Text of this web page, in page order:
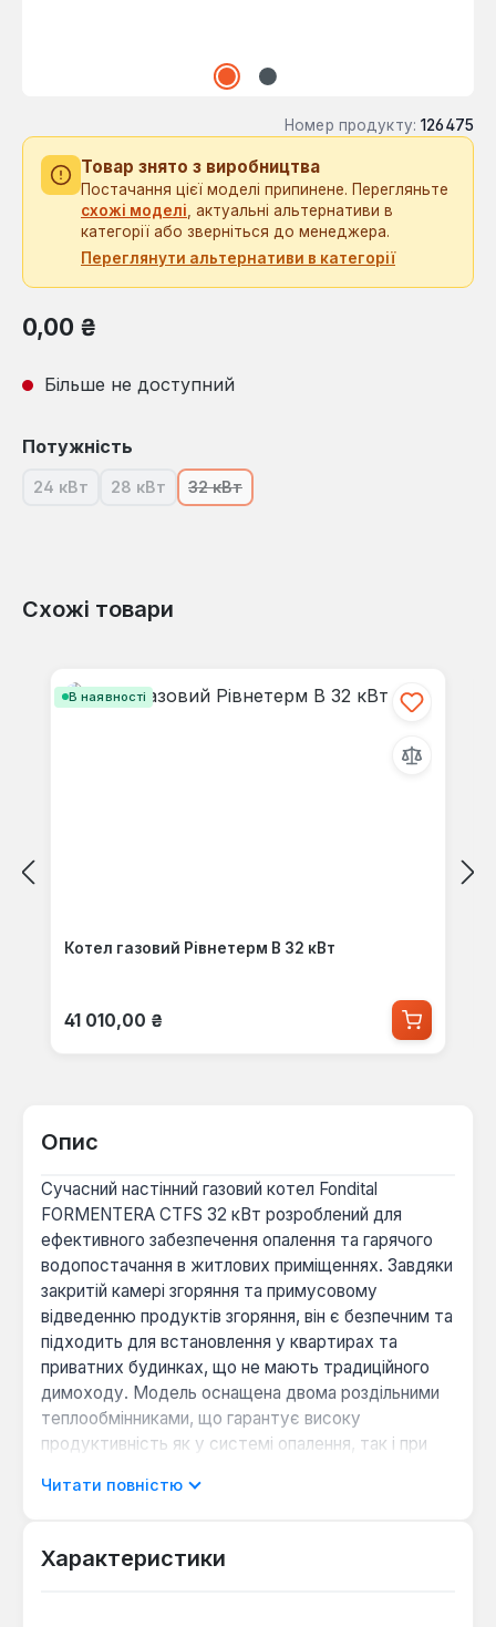
Номер продукту: 126475
Товар знято з виробництва
Постачання цієї моделі припинене. Перегляньте
схожі моделі , актуальні альтернативи в
категорії або зверніться до менеджера.
Переглянути альтернативи в категорії
Звичайна ціна:
0,00 ₴
Більше не доступний
Виберіть
Потужність
24 кВт(Ця опція наразі недоступна.)
28 кВт(Ця опція наразі недоступна.)
32 кВт(Ця опція наразі недоступна.)
Схожі товари
В наявності
Котел газовий Рівнетерм В 32 кВт
Звичайна ціна:
41 010,00 ₴
Опис
Сучасний настінний газовий котел Fondital
FORMENTERA CTFS 32 кВт розроблений для
ефективного забезпечення опалення та гарячого
водопостачання в житлових приміщеннях. Завдяки
закритій камері згоряння та примусовому
відведенню продуктів згоряння, він є безпечним та
підходить для встановлення у квартирах та
приватних будинках, що не мають традиційного
димоходу. Модель оснащена двома роздільними
теплообмінниками, що гарантує високу
продуктивність як у системі опалення, так і при
забезпечує ефективну передачу тепла для
Читати повністю
Характеристики